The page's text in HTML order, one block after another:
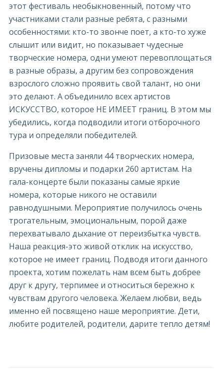
этот фестиваль необыкновенный, потому что
участниками стали разные ребята, с разными
особенностями: кто-то звонче поет, а кто-то хуже
слышит или видит, но показывает чудесные
творческие номера, одни умеют перевоплощаться
в разные образы, а другим без сопровождения
взрослого сложно проявить свой талант, но они
это делают. А объединило всех артистов
ИСКУССТВО, которое НЕ ИМЕЕТ границ. В этом мы
убедились, когда подводили итоги отборочного
тура и определяли победителей.
Призовые места заняли 44 творческих номера,
вручены дипломы и подарки 260 артистам. На
гала-концерте были показаны самые яркие
номера, которые никого не оставили
равнодушными. Мероприятие получилось очень
трогательным, эмоциональным, порой даже
перехватывало дыхание от переизбытка чувств.
Наша реакция-это живой отклик на искусство,
которое не имеет границ. Подводя итоги данного
проекта, хотим пожелать нам всем быть добрее
друг к другу, терпимее и относиться бережно к
чувствам другого человека. Желаем любви, ведь
именно ей посвящено наше мероприятие. Дети,
любите родителей, родители, дарите тепло детям!